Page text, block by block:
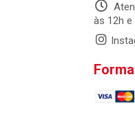
às 12h e